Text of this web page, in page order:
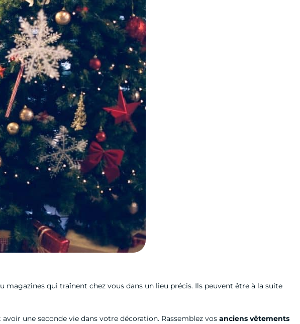
qui traînent chez vous dans un lieu précis. Ils peuvent être à la suite
une seconde vie dans votre décoration. Rassemblez vosanciens vêtements